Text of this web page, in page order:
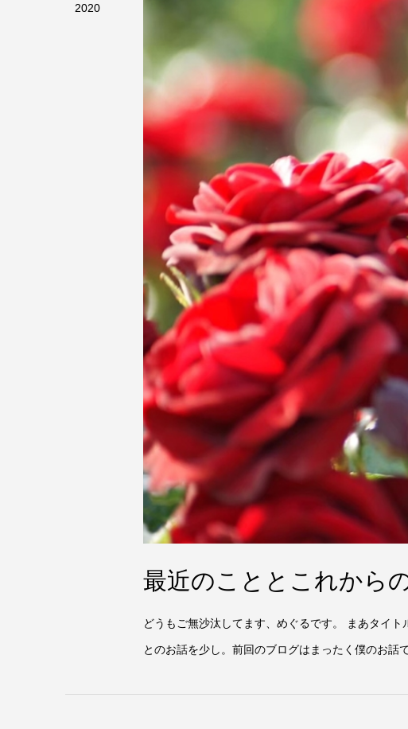
2020
最近のこととこれから
どうもご無沙汰してます、めぐるです。 まあタイ
とのお話を少し。前回のブログはまったく僕のお話